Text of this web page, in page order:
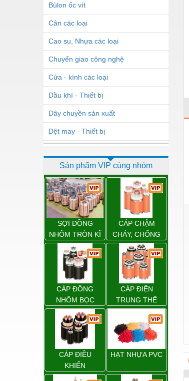
Bùlon ốc vít
Cân các loại
Cao su, Nhựa các loại
Chuyển giao công nghệ
Cửa - kính các loại
Dầu khí - Thiết bị
Dây chuyền sản xuất
Dệt may - Thiết bị
Dịch vụ - Thi công
Điện công nghiệp
Điện gia dụng
Điện Lạnh
Đóng tàu Thiết bị
Đúc chính xác Thiết bị
Dụng cụ cầm tay
Dụng cụ cắt gọt
Dụng cụ điện
Dụng cụ đo
Gỗ - Trang thiết bị
Hàn cắt - Thiết bị
Sản phẩm VIP cùng nhóm
SỢI ĐỒNG
NHÔM TRÒN KĨ
THUẬT ĐIỆN
CÁP CHẬM
CHÁY, CHỐNG
CHÁY
CÁP ĐỒNG
NHÔM BỌC
CÁP ĐIỆN
TRUNG THẾ
CÁP ĐIỀU
KHIỂN
HẠT NHỰA PVC